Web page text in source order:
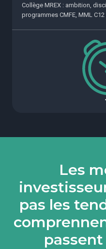
Collège MREX : ambition,
programmes CMFE, MML C12
Les
pas les
passent